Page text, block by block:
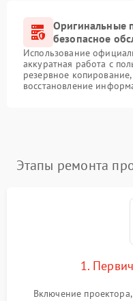
Оригинальные
безопасное
Использование
аккуратная работа с
резервное
восстановление
Этапы ремонта
1.
Включение